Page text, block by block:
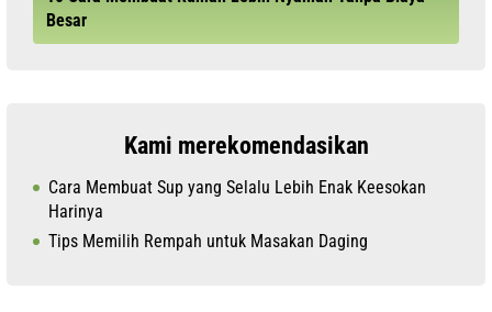
Besar
Kami merekomendasikan
Cara Membuat Sup yang Selalu Lebih Enak Keesokan
Harinya
Tips Memilih Rempah untuk Masakan Daging